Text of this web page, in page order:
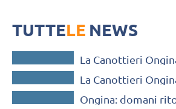
TUTTELE NEWS
SERIE B / C / D
La Canottieri
SERIE B / C / D
La Canottieri
SERIE B / C / D
Ongina: domani